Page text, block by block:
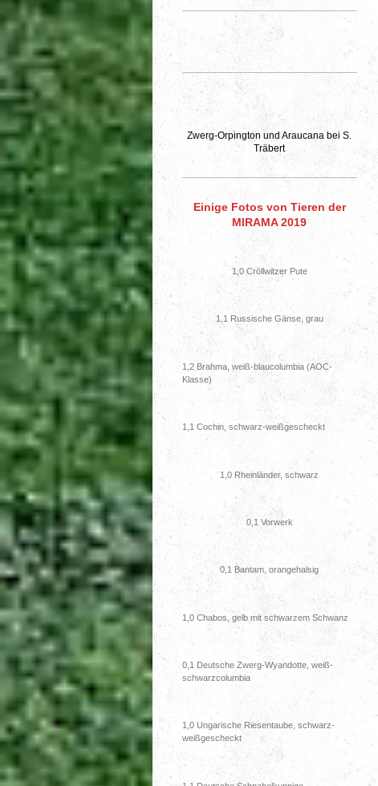
Zwerg-Orpington und Araucana bei S.
Träbert
Einige Fotos von Tieren der
MIRAMA 2019
1,0 Cröllwitzer Pute
1,1 Russische Gänse, grau
1,2 Brahma, weiß-blaucolumbia (AOC-
Klasse)
1,1 Cochin, schwarz-weißgescheckt
1,0 Rheinländer, schwarz
0,1 Vorwerk
0,1 Bantam, orangehalsig
1,0 Chabos, gelb mit schwarzem Schwanz
0,1 Deutsche Zwerg-Wyandotte, weiß-
schwarzcolumbia
1,0 Ungarische Riesentaube, schwarz-
weißgescheckt